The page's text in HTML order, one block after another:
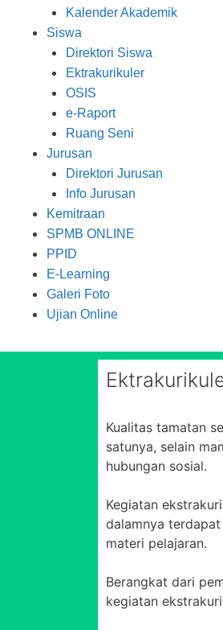
Kalender Akademik
Siswa
Direktori Siswa
Ektrakurikuler
OSIS
e-Raport
Ruang Seni
Jurusan
Direktori Jurusan
Info Jurusan
Kemitraan
SPMB ONLINE
PPID
E-Learning
Galeri Foto
Ujian Online
Kualitas tamatan
satunya, selain
hubungan sosial.
Kegiatan
dalamnya
materi pelajaran.
Berangkat dari
kegiatan